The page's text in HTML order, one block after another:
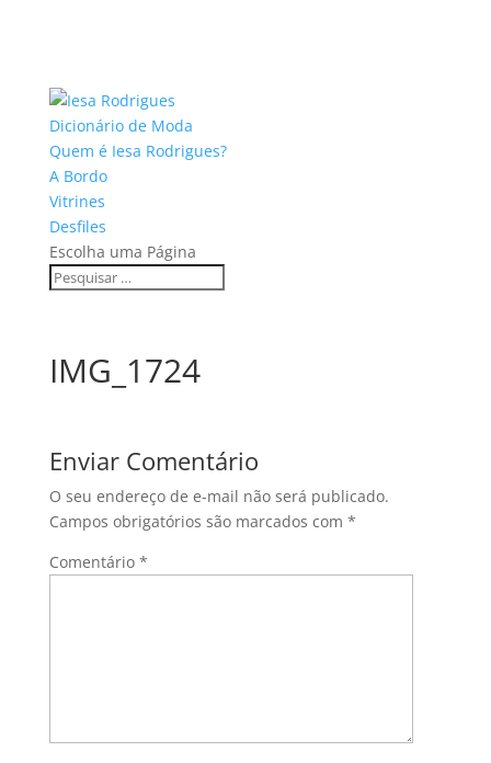
Dicionário de Moda
Quem é Iesa Rodrigues?
A Bordo
Vitrines
Desfiles
Escolha uma Página
IMG_1724
Enviar Comentário
O seu endereço de e-mail não será publicado.
Campos obrigatórios são marcados com *
Comentário *